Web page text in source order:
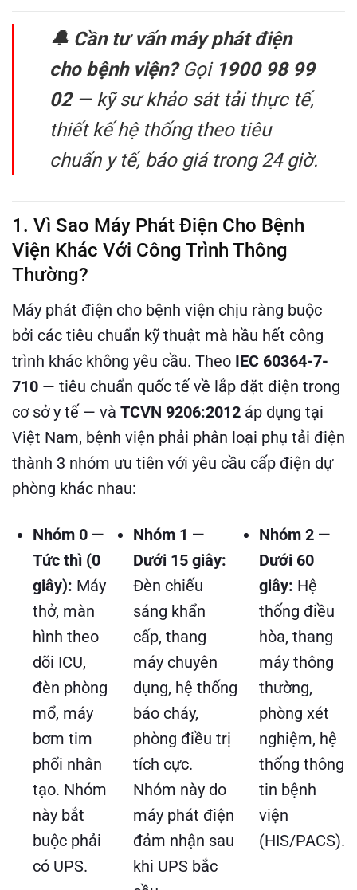
🔔 Cần tư vấn máy phát điện
cho bệnh viện?Gọi 1900 98 99
02— kỹ sư khảo sát tải thực tế,
thiết kế hệ thống theo tiêu
chuẩn y tế, báo giá trong 24 giờ.
1. Vì Sao Máy Phát Điện Cho Bệnh
Viện Khác Với Công Trình Thông
Thường?
Máy phát điện cho bệnh viện chịu ràng buộc
bởi các tiêu chuẩn kỹ thuật mà hầu hết công
trình khác không yêu cầu. Theo IEC 60364-7-
710 — tiêu chuẩn quốc tế về lắp đặt điện trong
cơ sở y tế — và TCVN 9206:2012 áp dụng tại
Việt Nam, bệnh viện phải phân loại phụ tải điện
thành 3 nhóm ưu tiên với yêu cầu cấp điện dự
phòng khác nhau:
Nhóm 0 —
Tức thì (0
giây): Máy
thở, màn
hình theo
dõi ICU,
đèn phòng
mổ, máy
bơm tim
phổi nhân
tạo. Nhóm
này bắt
buộc phải
có UPS.
Nhóm 1 —
Dưới 15 giây:
Đèn chiếu
sáng khẩn
cấp, thang
máy chuyên
dụng, hệ thống
báo cháy,
phòng điều trị
tích cực.
Nhóm này do
máy phát điện
đảm nhận sau
khi UPS bắc
Nhóm 2 —
Dưới 60
giây: Hệ
thống điều
hòa, thang
máy thông
thường,
phòng xét
nghiệm, hệ
thống thông
tin bệnh
viện
(HIS/PACS).